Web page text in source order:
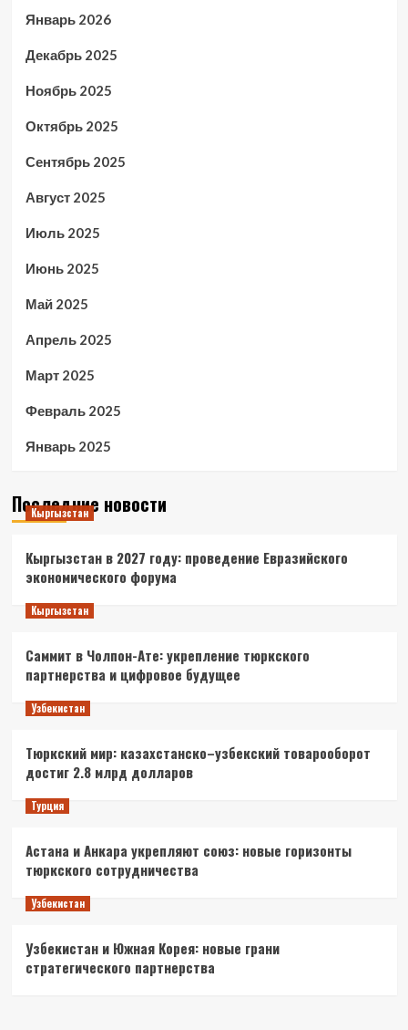
Январь 2026
Декабрь 2025
Ноябрь 2025
Октябрь 2025
Сентябрь 2025
Август 2025
Июль 2025
Июнь 2025
Май 2025
Апрель 2025
Март 2025
Февраль 2025
Январь 2025
Последние новости
Кыргызстан
Кыргызстан в 2027 году: проведение Евразийского
экономического форума
Кыргызстан
Саммит в Чолпон-Ате: укрепление тюркского
партнерства и цифровое будущее
Узбекистан
Тюркский мир: казахстанско–узбекский товарооборот
достиг 2.8 млрд долларов
Турция
Астана и Анкара укрепляют союз: новые горизонты
тюркского сотрудничества
Узбекистан
Узбекистан и Южная Корея: новые грани
стратегического партнерства